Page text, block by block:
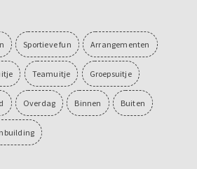
Sportieve fun Arrangementen
Teamuitje Groepsuitje
Overdag Binnen Buiten